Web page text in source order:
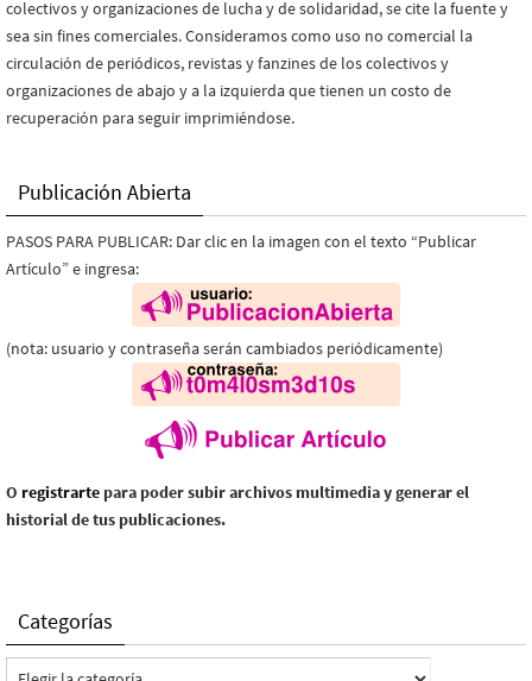
colectivos y organizaciones de lucha y de solidaridad, se cite la fuente y
sea sin fines comerciales. Consideramos como uso no comercial la
circulación de periódicos, revistas y fanzines de los colectivos y
organizaciones de abajo y a la izquierda que tienen un costo de
recuperación para seguir imprimiéndose.
Publicación Abierta
PASOS PARA PUBLICAR: Dar clic en la imagen con el texto “Publicar
Artículo” e ingresa:
(nota: usuario y contraseña serán cambiados periódicamente)
O registrarte para poder subir archivos multimedia y generar el
historial de tus publicaciones.
Categorías
Categorías